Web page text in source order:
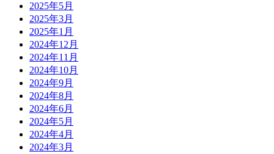
2025年5月
2025年3月
2025年1月
2024年12月
2024年11月
2024年10月
2024年9月
2024年8月
2024年6月
2024年5月
2024年4月
2024年3月